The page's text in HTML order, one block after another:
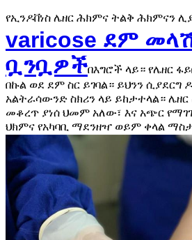
የኢንዶቨነስ ሌዘር ሕክምና ትልቅ ሕክምናን
varicose ደም
ቧንቧዎችበእግሮች ላይ። የሌዘር
በኩል ወደ ደም ስር ይገባል። ይህንን ሲያደርግ
አልትራሳውንድ ስክሪን ላይ ይከታተላል።
መቆረጥ ያነሰ ህመም አለው፣ እና አጭር
ህክምና የአካባቢ ማደንዘዣ ወይም ቀላል